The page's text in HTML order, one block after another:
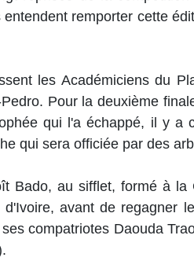
entendent remporter cette
les Académiciens du
Pour la deuxième
qui l'a échappé, il y a
qui sera officiée par des
Bado, au sifflet, formé à la
avant de regagner
compatriotes Daouda